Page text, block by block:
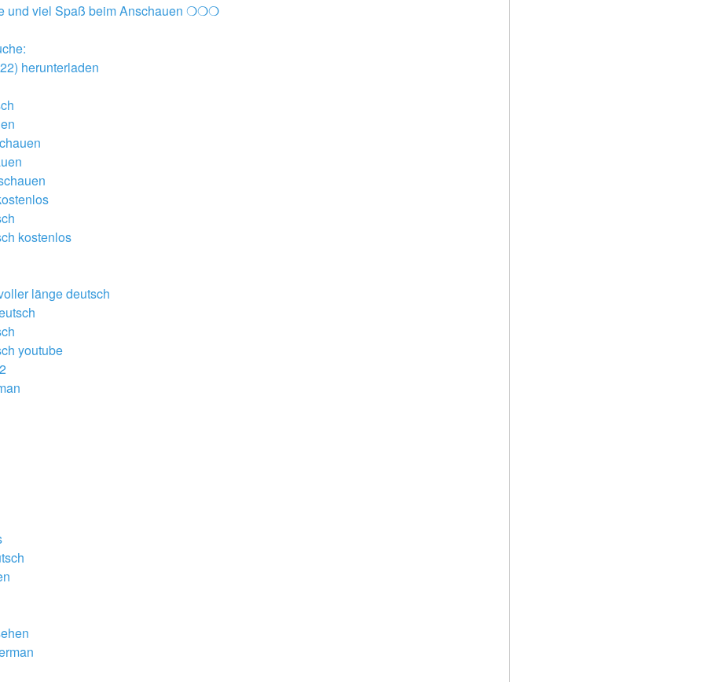
viel Spaß beim Anschauen ❍❍❍
herunterladen
kostenlos
länge deutsch
youtube